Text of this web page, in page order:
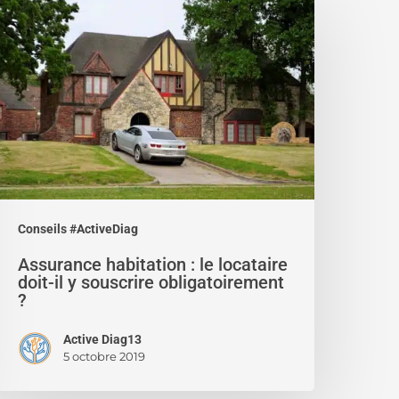
Conseils #ActiveDiag
Assurance habitation : le locataire
doit-il y souscrire obligatoirement
?
Active Diag13
5 octobre 2019